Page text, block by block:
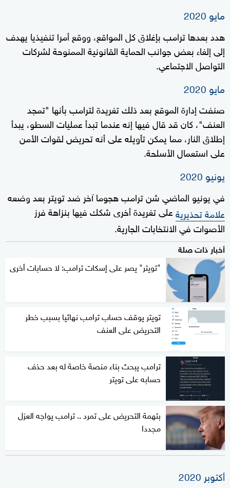
مايو 2020
هدد بعدها ترامب بإغلاق كل المواقع، ووقع أمرا تنفيذيا يهدف
إلى إلغاء بعض جوانب الحماية القانونية الممنوحة لشركات
التواصل الاجتماعي.
مايو 2020
صنفت إدارة الموقع بعد ذلك تغريدة لترامب بأنها "تمجد
العنف"، كان قد قال فيها إنه عندما تبدأ عمليات السطو، يبدأ
إطلاق النار، مما يمكن تأويله على أنه تحريض لقوات الأمن
على استعمال الأسلحة.
يونيو 2020
في يونيو الماضي شن ترامب هجوما آخر ضد تويتر بعد وضعه
علامة تحذيريةعلى تغريدة أخرى شكك فيها بنزاهة فرز
الأصوات في الانتخابات الجارية.
أخبار ذات صلة
"تويتر" يصر على إسكات ترامب: لا حسابات أخرى
تويتر يوقف حساب ترامب نهائيا بسبب خطر
التحريض على العنف
ترامب يبحث بناء منصة خاصة له بعد حذف
حسابه على تويتر
بتهمة التحريض على تمرد .. ترامب يواجه العزل
مجددا
أكتوبر 2020